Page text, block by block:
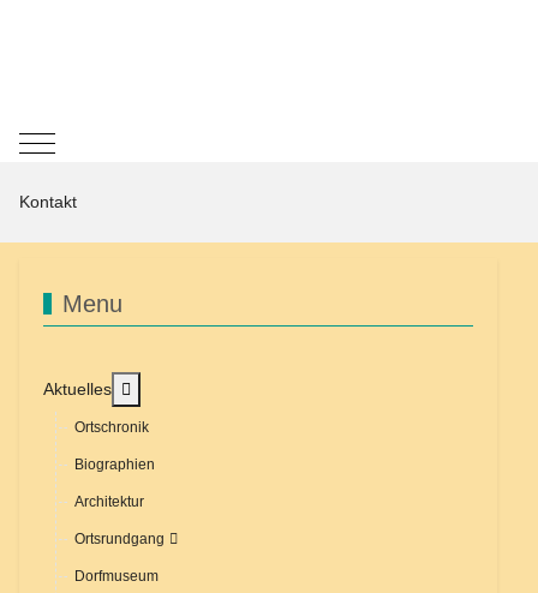
Mobile Menu Toggle
Kontakt
Menu
Aktuelles
Ortschronik
Biographien
Architektur
Ortsrundgang
Dorfmuseum